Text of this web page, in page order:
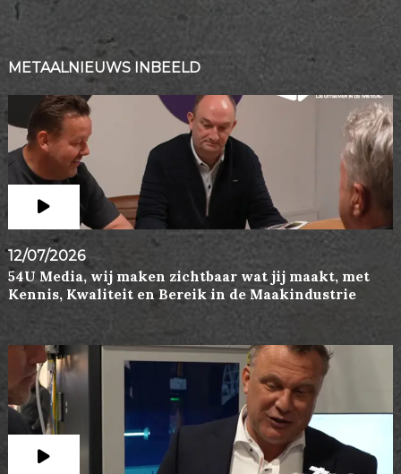
METAALNIEUWS INBEELD
12/07/2026
54U Media, wij maken zichtbaar wat jij maakt, met
Kennis, Kwaliteit en Bereik in de Maakindustrie